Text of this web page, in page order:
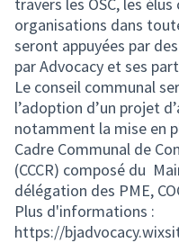
organisations dans
seront appuyées par
par Advocacy et ses
Le conseil communal
l’adoption d’un projet
notamment la mise en
Cadre Communal de
(CCCR) composé du
délégation des PME,
Plus d'informations :
https://